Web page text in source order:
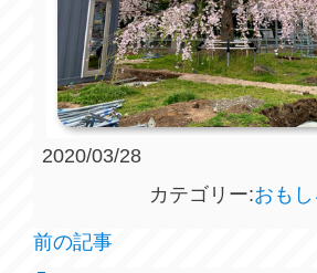
2020/03/28
カテゴリー:おも
前の記事